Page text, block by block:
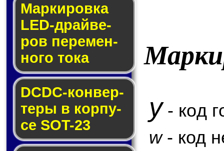
Маркировка
LED-драй­ве­
ров пе­ре­мен­
но­го то­ка
DCDC-кон­вер­
те­ры в кор­пу­
се SOT-23
y- код
w- код